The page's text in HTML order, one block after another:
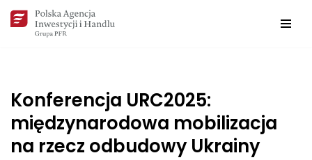
Przejdź
Konferencja URC2025:
międzynarodowa mobilizacja
na rzecz odbudowy Ukrainy